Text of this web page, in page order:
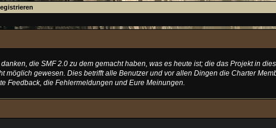
die SMF 2.0 zu dem gemacht haben, was es heute ist; die das Projekt in
möglich gewesen. Dies betrifft alle Benutzer und vor allen Dingen die Charter
Feedback, die Fehlermeldungen und Eure Meinungen.